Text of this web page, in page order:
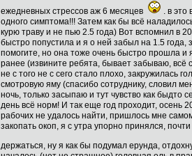
ежедневных стрессов аж 6 месяцев
. в это
одного симптома!!! Затем как бы всё
курю траву и не пью 2.5 года) Вот вспомнил в
быстро попустила и я о ней забыл на 1.5 года,
помогите, но она тоже очень быстро прошла и
ранее (извините ребята, бывает забываю, всё
не с того не с сего стало плохо, закружилась
смотровую яму (спасибо сотруднику, словил
ночь, только засыпаю и тут чувство как
день всё норм! И так еще год проходит, осень
рабочих не удалось найти, пришлось мне
закопать окоп, я с утра упорно принялся,
держаться, ну я как бы подумал ерунда,